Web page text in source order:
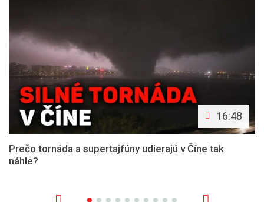
16:48
Prečo tornáda a supertajfúny udierajú v Číne tak
náhle?